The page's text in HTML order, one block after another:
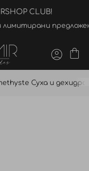
CLUB!
лимитирани
Суха и